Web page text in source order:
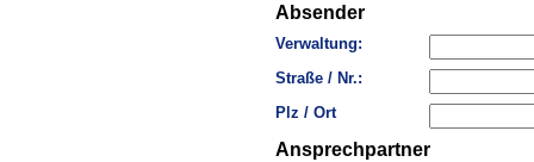
Absender
Verwaltung:
Straße / Nr.:
Plz / Ort
Ansprechpartner